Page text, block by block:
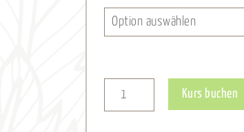
-
05.12.2026
21.01.2027
Menge
Kurs buchen